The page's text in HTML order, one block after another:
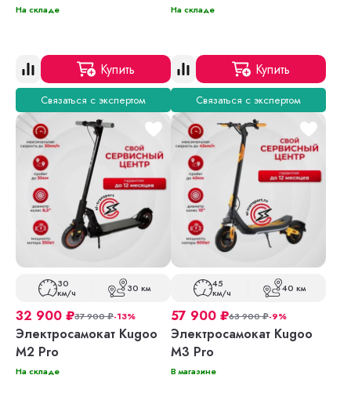
На складе
Купить
Связаться с экспертом
На складе
Купить
Связаться с экспертом
30
км/ч 30 км
32 900 ₽37 900₽-13%
Электросамокат Kugoo
M2 Pro
На складе
45
км/ч 40 км
57 900 ₽63 900₽-9%
Электросамокат Kugoo
M3 Pro
В магазине